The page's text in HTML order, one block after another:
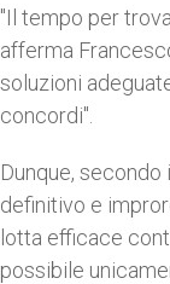
"Il tempo per
afferma
soluzioni
concordi".
Dunque, secondo
definitivo e
lotta efficace
possibile